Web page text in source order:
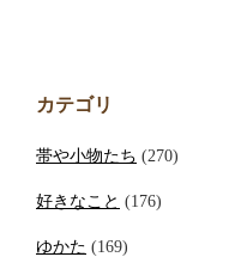
カテゴリ
帯や小物たち (270)
好きなこと (176)
ゆかた (169)